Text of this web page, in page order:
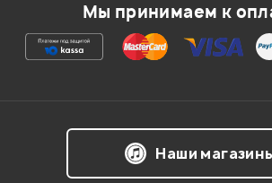
Ваша оценка:
Мы принимаем к
Наши